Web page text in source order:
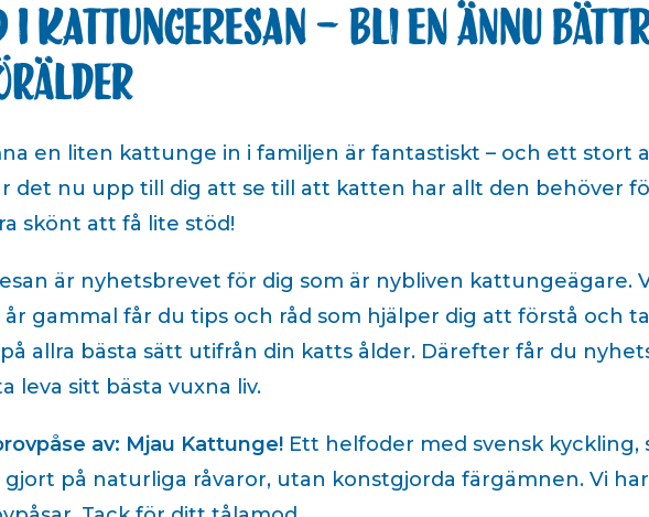
i Kattungeresan – bli en ännu
en liten kattunge in i familjen är fantastiskt – och ett stort
det nu upp till dig att se till att katten har allt den behöver
skönt att få lite stöd!
är nyhetsbrevet för dig som är nybliven kattungeägare.
år gammal får du tips och råd som hjälper dig att förstå och
på allra bästa sätt utifrån din katts ålder. Därefter får du
leva sitt bästa vuxna liv.
av: Mjau Kattunge! Ett helfoder med svensk
på naturliga råvaror, utan konstgjorda färgämnen. Vi